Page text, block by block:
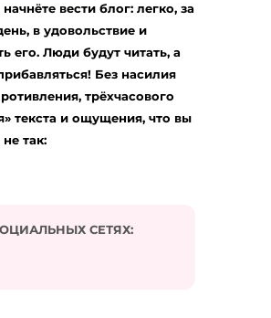
вести блог: легко, за
в удовольствие и
его. Люди будут читать, а
Без насилия
трёхчасового
текста и ощущения, что вы
так:
СЕТЯХ: